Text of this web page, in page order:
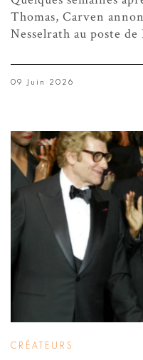
Thomas, Carven
Nesselrath au poste
09 Juin 2026
CRÉATEURS